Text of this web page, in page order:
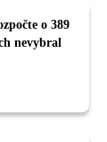
o 389
nevybral